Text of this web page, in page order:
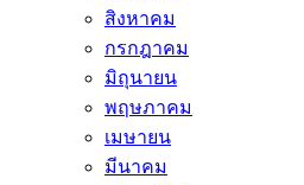
สิงหาคม
กรกฎาคม
มิถุนายน
พฤษภาคม
เมษายน
มีนาคม